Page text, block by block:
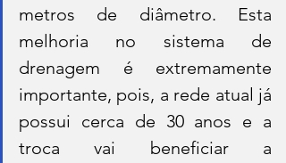
metros de diâmetro. Esta
melhoria no sistema de
drenagem é extremamente
importante, pois, a rede atual já
possui cerca de 30 anos e a
troca vai beneficiar a